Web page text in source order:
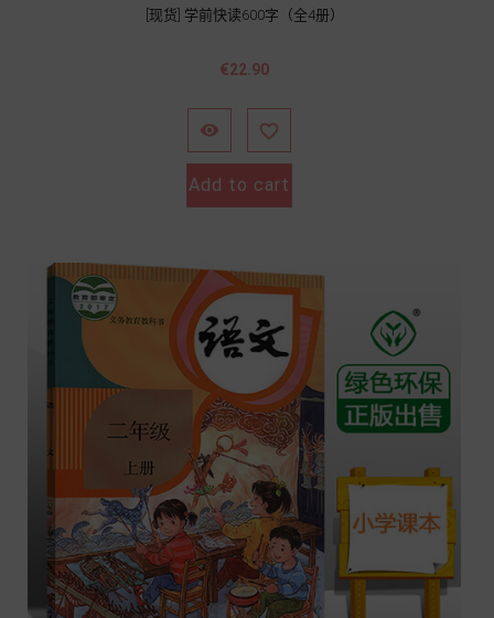
[现货] 学前快读600字（全4册）
價
€22.90
 
Add to cart